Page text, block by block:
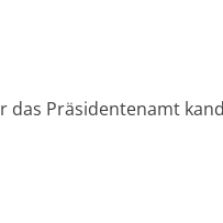
Präsidentenamt